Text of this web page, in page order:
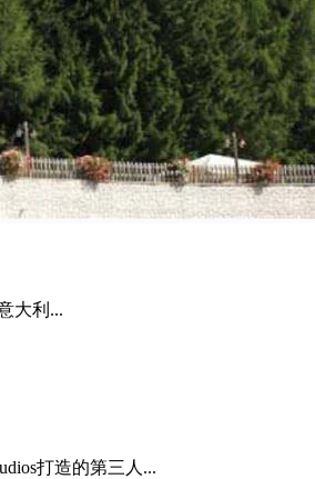
大利...
打造的第三人...